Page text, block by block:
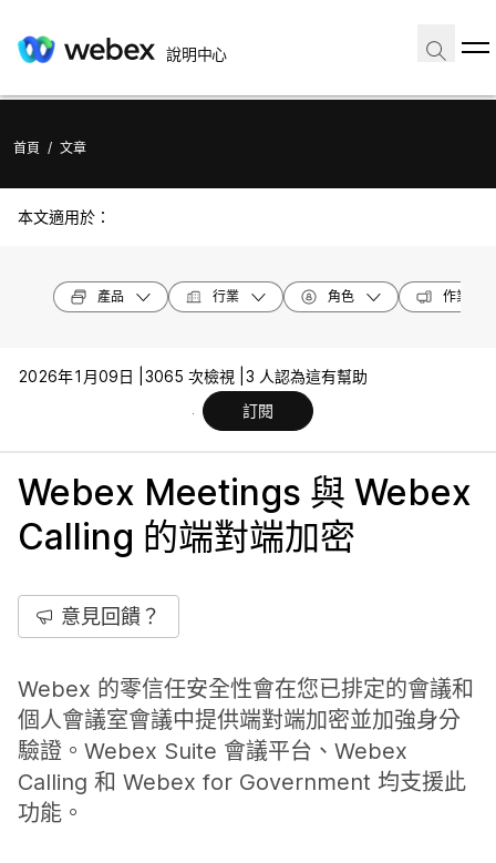
說明中心
首頁 / 文章
本文適用於：
產品 行業 角色 作業系統
2026年1月09日 | 3065 次檢視 | 3 人認為這有幫助
訂閱
Webex Meetings 與 Webex
Calling 的端對端加密
意見回饋？
Webex 的零信任安全性會在您已排定的會議和
個人會議室會議中提供端對端加密並加強身分
驗證。Webex Suite 會議平台、Webex
Calling 和 Webex for Government 均支援此
功能。